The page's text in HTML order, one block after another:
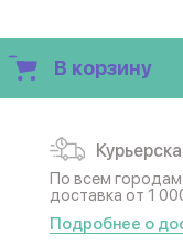
В корзину
По всем городам
доставка от 1
Подробнее о